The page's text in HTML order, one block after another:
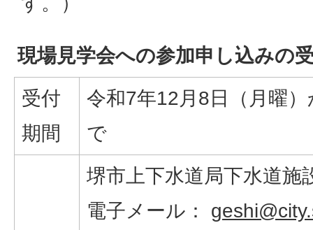
現場見学会への参加申し込みの
受付
期間
令和7年12月8日（月曜
で
堺市上下水道局下水道施
電子メール：